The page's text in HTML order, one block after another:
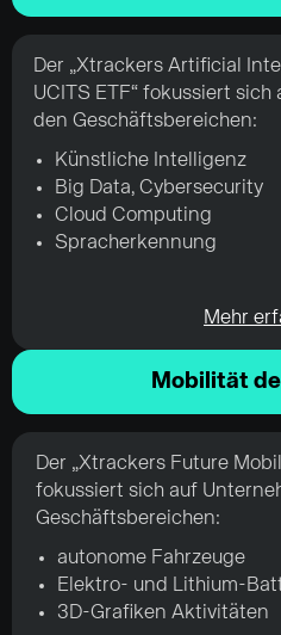
Der „Xtrackers Artificial
UCITS ETF“ fokussiert
den Geschäftsbereichen:
Künstliche Intelligenz
Big Data, Cybersecurity
Cloud Computing
Spracherkennung
Mehr
Mobilität
Der „Xtrackers Future
fokussiert sich auf
Geschäftsbereichen:
autonome Fahrzeuge
Elektro- und Lithium-
3D-Grafiken Aktivitäten